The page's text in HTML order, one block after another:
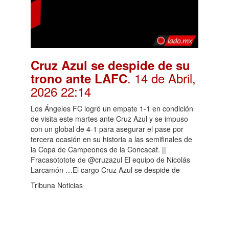
Cruz Azul se despide de su
trono ante LAFC. 14 de Abril,
2026 22:14
Los Ángeles FC logró un empate 1-1 en condición
de visita este martes ante Cruz Azul y se impuso
con un global de 4-1 para asegurar el pase por
tercera ocasión en su historia a las semifinales de
la Copa de Campeones de la Concacaf. ||
Fracasototote de @cruzazul El equipo de Nicolás
Larcamón …El cargo Cruz Azul se despide de
Tribuna Noticias